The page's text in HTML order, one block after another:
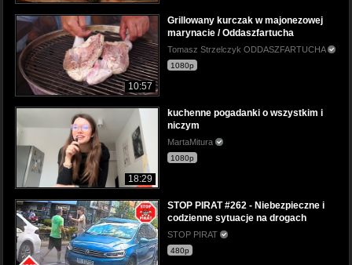
10:57
Grillowany kurczak w majonezowej
marynacie / Oddaszfartucha
Tomasz Strzelczyk ODDASZFARTUCHA
1080p
18:29
kuchenne pogadanki o wszystkim i
niczym
MartaMitura
1080p
STOP PIRAT #262 - Niebezpieczne i
codzienne sytuacje na drogach
STOP PIRAT
480p